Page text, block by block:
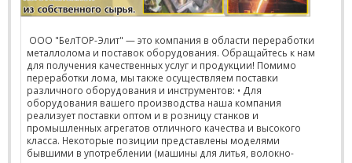
ООО "БелТОР-Элит" — это компания в области переработки
металлолома и поставок оборудования. Обращайтесь к нам
для получения качественных услуг и продукции! Помимо
переработки лома, мы также осуществляем поставки
различного оборудования и инструментов: • Для
оборудования вашего производства наша компания
реализует поставки оптом и в розницу станков и
промышленных агрегатов отличного качества и высокого
класса. Некоторые позиции представлены моделями
бывшими в употреблении (машины для литья, волокно-